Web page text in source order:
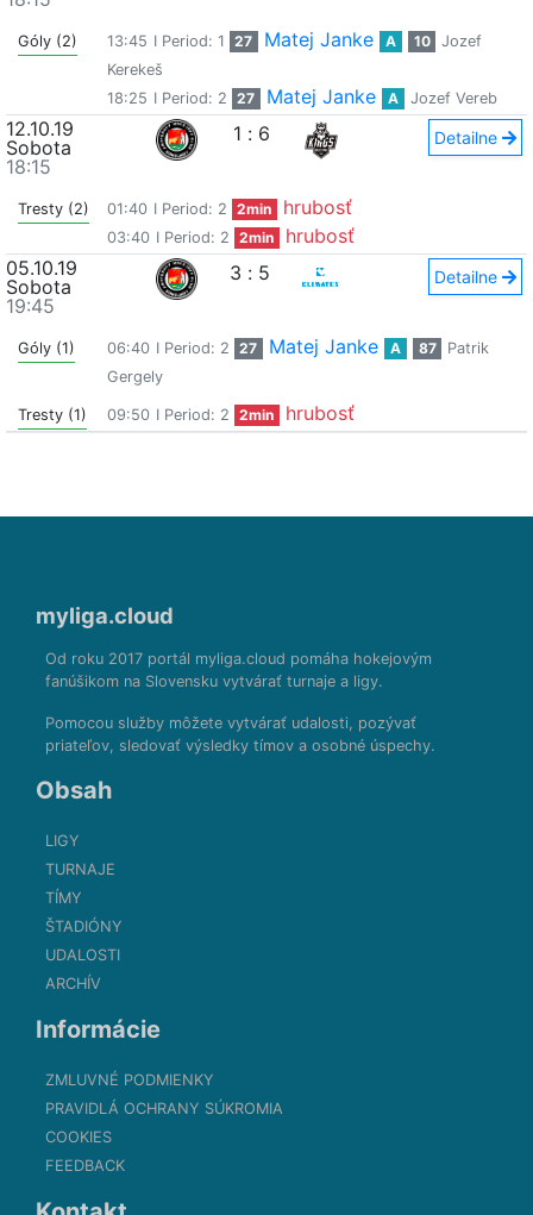
Góly (2) 13:45 I Period: 1 27 Matej Janke A 10
Jozef
Kerekeš
18:25 I Period: 2 27 Matej Janke A Jozef Vereb
12.10.19
Sobota
18:15
1 : 6 Detailne
Tresty (2) 01:40 I Period: 2 2min hrubosť
03:40 I Period: 2 2min
hrubosť
05.10.19
Sobota
19:45
3 : 5 Detailne
Góly (1) 06:40 I Period: 2 27 Matej Janke A 87
Patrik
Gergely
Tresty (1) 09:50 I Period: 2 2min hrubosť
myliga.cloud
Od roku 2017 portál myliga.cloud pomáha hokejovým
fanúšikom na Slovensku vytvárať turnaje a ligy.
Pomocou služby môžete vytvárať udalosti, pozývať
priateľov, sledovať výsledky tímov a osobné úspechy.
Obsah
LIGY
TURNAJE
TÍMY
ŠTADIÓNY
UDALOSTI
ARCHÍV
Informácie
ZMLUVNÉ PODMIENKY
PRAVIDLÁ OCHRANY SÚKROMIA
COOKIES
FEEDBACK